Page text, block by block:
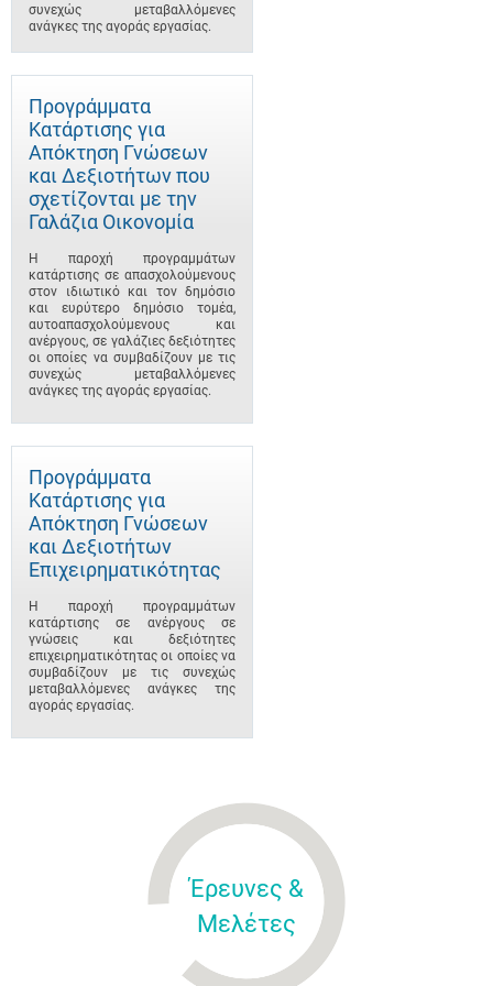
συνεχώς μεταβαλλόμενες
ανάγκες της αγοράς εργασίας.
Προγράμματα
Κατάρτισης για
Απόκτηση Γνώσεων
και Δεξιοτήτων που
σχετίζονται με την
Γαλάζια Οικονομία
Η παροχή προγραμμάτων
κατάρτισης σε απασχολούμενους
στον ιδιωτικό και τον δημόσιο
και ευρύτερο δημόσιο τομέα,
αυτοαπασχολούμενους και
ανέργους, σε γαλάζιες δεξιότητες
οι οποίες να συμβαδίζουν με τις
συνεχώς μεταβαλλόμενες
ανάγκες της αγοράς εργασίας.
Προγράμματα
Κατάρτισης για
Απόκτηση Γνώσεων
και Δεξιοτήτων
Επιχειρηματικότητας
Η παροχή προγραμμάτων
κατάρτισης σε ανέργους σε
γνώσεις και δεξιότητες
επιχειρηματικότητας οι οποίες να
συμβαδίζουν με τις συνεχώς
μεταβαλλόμενες ανάγκες της
αγοράς εργασίας.
Έρευνες &
Μελέτες